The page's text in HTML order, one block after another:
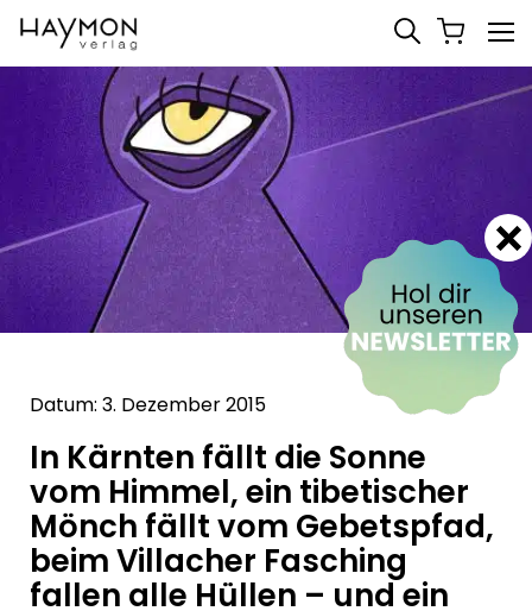
Datum: 3. Dezember 2015
In Kärnten fällt die Sonne
vom Himmel, ein tibetischer
Mönch fällt vom Gebetspfad,
beim Villacher Fasching
fallen alle Hüllen – und ein